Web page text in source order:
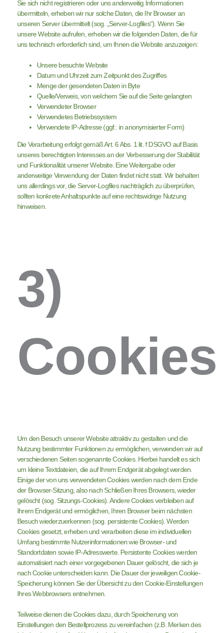
Sie sich nicht registrieren oder uns anderweitig Informationen
übermitteln, erheben wir nur solche Daten, die Ihr Browser an
unseren Server übermittelt (sog. „Server-Logfiles“). Wenn Sie
unsere Website aufrufen, erheben wir die folgenden Daten, die für
uns technisch erforderlich sind, um Ihnen die Website anzuzeigen:
Unsere besuchte Website
Datum und Uhrzeit zum Zeitpunkt des Zugriffes
Menge der gesendeten Daten in Byte
Quelle/Verweis, von welchem Sie auf die Seite gelangten
Verwendeter Browser
Verwendetes Betriebssystem
Verwendete IP-Adresse (ggf.: in anonymisierter Form)
Die Verarbeitung erfolgt gemäß Art. 6 Abs. 1 lit. f DSGVO auf Basis
unseres berechtigten Interesses an der Verbesserung der Stabilität
und Funktionalität unserer Website. Eine Weitergabe oder
anderweitige Verwendung der Daten findet nicht statt. Wir behalten
uns allerdings vor, die Server-Logfiles nachträglich zu überprüfen,
sollten konkrete Anhaltspunkte auf eine rechtswidrige Nutzung
hinweisen.
3)
Cookies
Um den Besuch unserer Website attraktiv zu gestalten und die
Nutzung bestimmter Funktionen zu ermöglichen, verwenden wir auf
verschiedenen Seiten sogenannte Cookies. Hierbei handelt es sich
um kleine Textdateien, die auf Ihrem Endgerät abgelegt werden.
Einige der von uns verwendeten Cookies werden nach dem Ende
der Browser-Sitzung, also nach Schließen Ihres Browsers, wieder
gelöscht (sog. Sitzungs-Cookies). Andere Cookies verbleiben auf
Ihrem Endgerät und ermöglichen, Ihren Browser beim nächsten
Besuch wiederzuerkennen (sog. persistente Cookies). Werden
Cookies gesetzt, erheben und verarbeiten diese im individuellen
Umfang bestimmte Nutzerinformationen wie Browser- und
Standortdaten sowie IP-Adresswerte. Persistente Cookies werden
automatisiert nach einer vorgegebenen Dauer gelöscht, die sich je
nach Cookie unterscheiden kann. Die Dauer der jeweiligen Cookie-
Speicherung können Sie der Übersicht zu den Cookie-Einstellungen
Ihres Webbrowsers entnehmen.
Teilweise dienen die Cookies dazu, durch Speicherung von
Einstellungen den Bestellprozess zu vereinfachen (z.B. Merken des